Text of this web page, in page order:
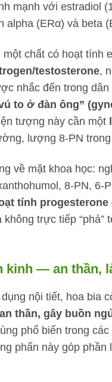
mạnh với estradiol
alpha (ERα) và beta
chất có hoạt tính
testosterone,
nhắc đến trong
to ở đàn ông”
tượng này cần một
lượng 8-PN
về mặt khoa học:
8-PN, 6-
tính progesterone
không trực tiếp
kinh — an thần,
nội tiết, hoa bia
an thần, gây buồn
phổ biến trong
phấn này góp